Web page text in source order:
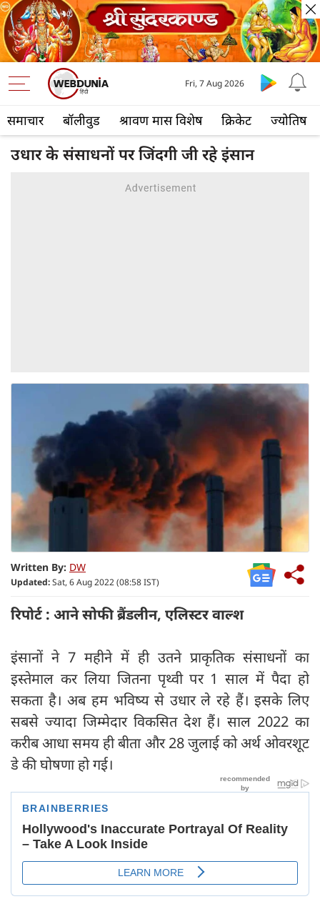
समाचार बॉलीवुड श्रावण मास विशेष क्रिकेट ज्योतिष
Fri, 7 Aug 2026
उधार के संसाधनों पर जिंदगी जी रहे इंसान
Written By: DW
Updated:Sat, 6 Aug 2022 (08:58 IST)
रिपोर्ट : आने सोफी ब्रैंडलीन, एलिस्टर वाल्श
इंसानों ने 7 महीने में ही उतने प्राकृतिक संसाधनों का
इस्तेमाल कर लिया जितना पृथ्वी पर 1 साल में पैदा हो
सकता है। अब हम भविष्य से उधार ले रहे हैं। इसके लिए
सबसे ज्यादा जिम्मेदार विकसित देश हैं। साल 2022 का
करीब आधा समय ही बीता और 28 जुलाई को अर्थ ओवरशूट
डे की घोषणा हो गई।